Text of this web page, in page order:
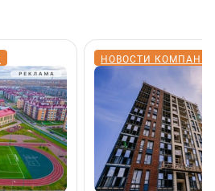
НОВОСТИ